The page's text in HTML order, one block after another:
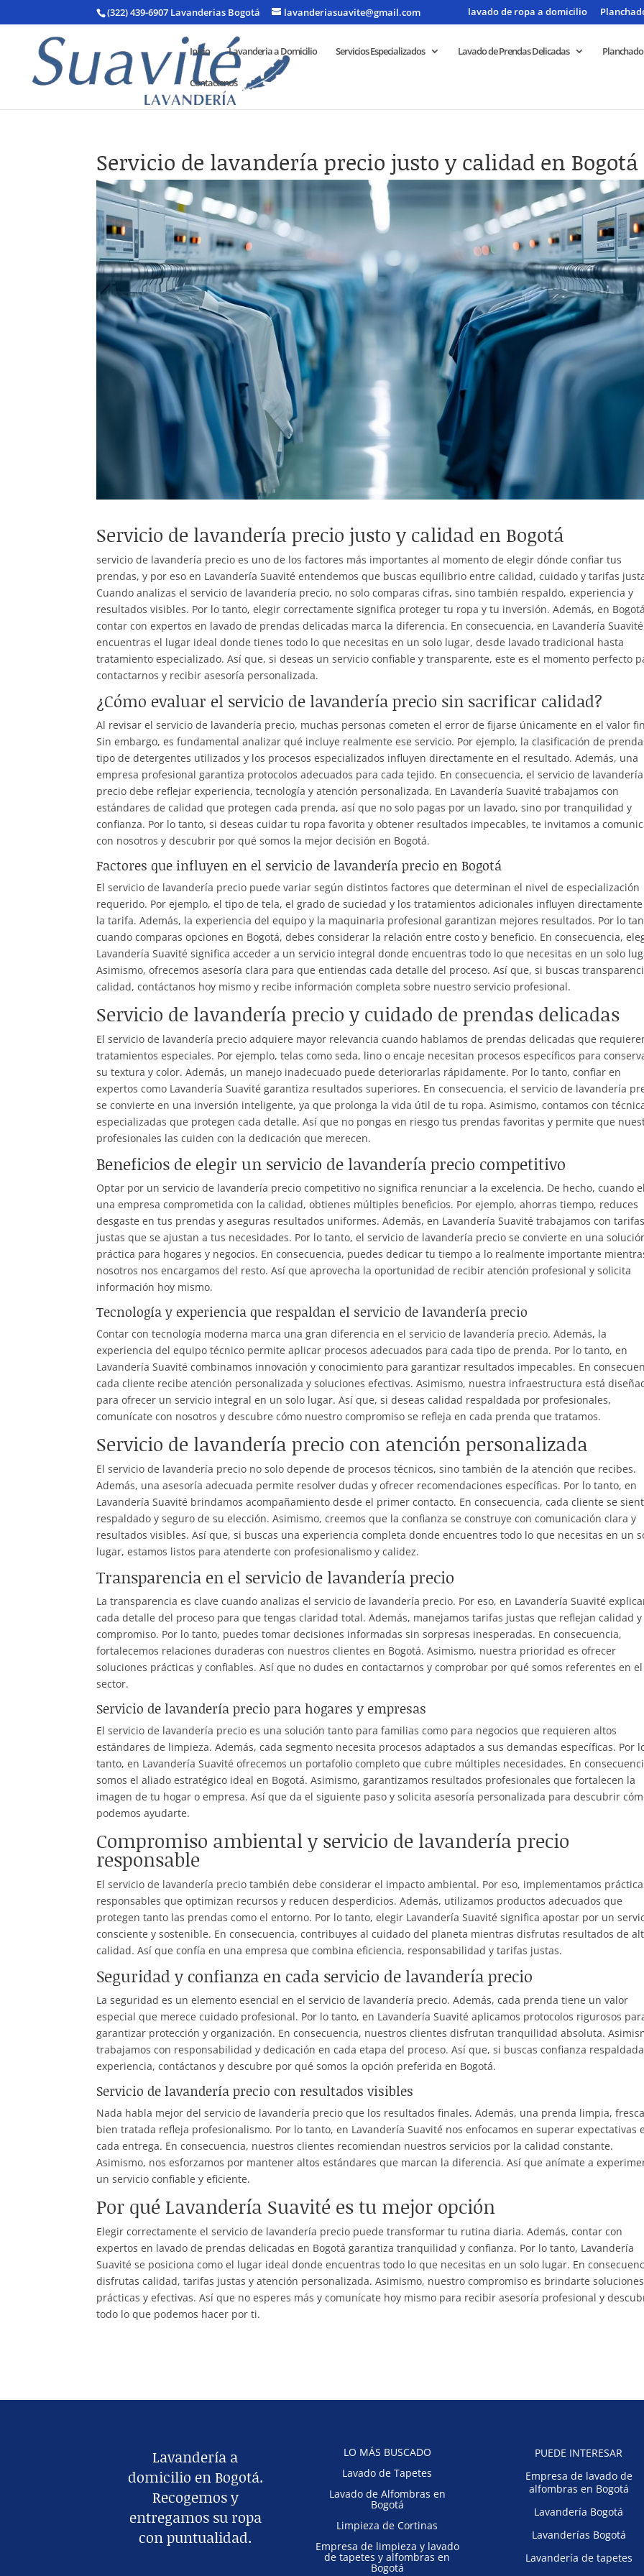
(322) 439-6907 Lavanderias Bogotá lavanderiasuavite@gmail.com lavado de ropa a domicilio
Inicio Lavanderia a Domicilio Servicios Especializados Lavado de Prendas Delicadas
Contactenos
Servicio de lavandería precio justo y calidad en Bogotá
Servicio de lavandería precio justo y calidad en Bogotá
servicio de lavandería precio es uno de los factores más importantes al momento de elegir dónde confiar tus
prendas, y por eso en Lavandería Suavité entendemos que buscas equilibrio entre calidad, cuidado y tarifas
Cuando analizas el servicio de lavandería precio, no solo comparas cifras, sino también respaldo, experiencia y
resultados visibles. Por lo tanto, elegir correctamente significa proteger tu ropa y tu inversión. Además, en Bogotá
contar con expertos en lavado de prendas delicadas marca la diferencia. En consecuencia, en Lavandería Suavité
encuentras el lugar ideal donde tienes todo lo que necesitas en un solo lugar, desde lavado tradicional hasta
tratamiento especializado. Así que, si deseas un servicio confiable y transparente, este es el momento perfecto
contactarnos y recibir asesoría personalizada.
¿Cómo evaluar el servicio de lavandería precio sin sacrificar calidad?
Al revisar el servicio de lavandería precio, muchas personas cometen el error de fijarse únicamente en el valor
Sin embargo, es fundamental analizar qué incluye realmente ese servicio. Por ejemplo, la clasificación de
tipo de detergentes utilizados y los procesos especializados influyen directamente en el resultado. Además, una
empresa profesional garantiza protocolos adecuados para cada tejido. En consecuencia, el servicio de lavandería
precio debe reflejar experiencia, tecnología y atención personalizada. En Lavandería Suavité trabajamos con
estándares de calidad que protegen cada prenda, así que no solo pagas por un lavado, sino por tranquilidad y
confianza. Por lo tanto, si deseas cuidar tu ropa favorita y obtener resultados impecables, te invitamos a
con nosotros y descubrir por qué somos la mejor decisión en Bogotá.
Factores que influyen en el servicio de lavandería precio en Bogotá
El servicio de lavandería precio puede variar según distintos factores que determinan el nivel de especialización
requerido. Por ejemplo, el tipo de tela, el grado de suciedad y los tratamientos adicionales influyen
la tarifa. Además, la experiencia del equipo y la maquinaria profesional garantizan mejores resultados. Por lo
cuando comparas opciones en Bogotá, debes considerar la relación entre costo y beneficio. En consecuencia,
Lavandería Suavité significa acceder a un servicio integral donde encuentras todo lo que necesitas en un solo
Asimismo, ofrecemos asesoría clara para que entiendas cada detalle del proceso. Así que, si buscas
calidad, contáctanos hoy mismo y recibe información completa sobre nuestro servicio profesional.
Servicio de lavandería precio y cuidado de prendas delicadas
El servicio de lavandería precio adquiere mayor relevancia cuando hablamos de prendas delicadas que
tratamientos especiales. Por ejemplo, telas como seda, lino o encaje necesitan procesos específicos para
su textura y color. Además, un manejo inadecuado puede deteriorarlas rápidamente. Por lo tanto, confiar en
expertos como Lavandería Suavité garantiza resultados superiores. En consecuencia, el servicio de lavandería
se convierte en una inversión inteligente, ya que prolonga la vida útil de tu ropa. Asimismo, contamos con
especializadas que protegen cada detalle. Así que no pongas en riesgo tus prendas favoritas y permite que
profesionales las cuiden con la dedicación que merecen.
Beneficios de elegir un servicio de lavandería precio competitivo
Optar por un servicio de lavandería precio competitivo no significa renunciar a la excelencia. De hecho, cuando
una empresa comprometida con la calidad, obtienes múltiples beneficios. Por ejemplo, ahorras tiempo, reduces
desgaste en tus prendas y aseguras resultados uniformes. Además, en Lavandería Suavité trabajamos con tarifas
justas que se ajustan a tus necesidades. Por lo tanto, el servicio de lavandería precio se convierte en una
práctica para hogares y negocios. En consecuencia, puedes dedicar tu tiempo a lo realmente importante
nosotros nos encargamos del resto. Así que aprovecha la oportunidad de recibir atención profesional y solicita
información hoy mismo.
Tecnología y experiencia que respaldan el servicio de lavandería precio
Contar con tecnología moderna marca una gran diferencia en el servicio de lavandería precio. Además, la
experiencia del equipo técnico permite aplicar procesos adecuados para cada tipo de prenda. Por lo tanto, en
Lavandería Suavité combinamos innovación y conocimiento para garantizar resultados impecables. En
cada cliente recibe atención personalizada y soluciones efectivas. Asimismo, nuestra infraestructura está
para ofrecer un servicio integral en un solo lugar. Así que, si deseas calidad respaldada por profesionales,
comunícate con nosotros y descubre cómo nuestro compromiso se refleja en cada prenda que tratamos.
Servicio de lavandería precio con atención personalizada
El servicio de lavandería precio no solo depende de procesos técnicos, sino también de la atención que recibes.
Además, una asesoría adecuada permite resolver dudas y ofrecer recomendaciones específicas. Por lo tanto, en
Lavandería Suavité brindamos acompañamiento desde el primer contacto. En consecuencia, cada cliente se
respaldado y seguro de su elección. Asimismo, creemos que la confianza se construye con comunicación clara y
resultados visibles. Así que, si buscas una experiencia completa donde encuentres todo lo que necesitas en un
lugar, estamos listos para atenderte con profesionalismo y calidez.
Transparencia en el servicio de lavandería precio
La transparencia es clave cuando analizas el servicio de lavandería precio. Por eso, en Lavandería Suavité
cada detalle del proceso para que tengas claridad total. Además, manejamos tarifas justas que reflejan calidad y
compromiso. Por lo tanto, puedes tomar decisiones informadas sin sorpresas inesperadas. En consecuencia,
fortalecemos relaciones duraderas con nuestros clientes en Bogotá. Asimismo, nuestra prioridad es ofrecer
soluciones prácticas y confiables. Así que no dudes en contactarnos y comprobar por qué somos referentes en el
sector.
Servicio de lavandería precio para hogares y empresas
El servicio de lavandería precio es una solución tanto para familias como para negocios que requieren altos
estándares de limpieza. Además, cada segmento necesita procesos adaptados a sus demandas específicas. Por
tanto, en Lavandería Suavité ofrecemos un portafolio completo que cubre múltiples necesidades. En
somos el aliado estratégico ideal en Bogotá. Asimismo, garantizamos resultados profesionales que fortalecen la
imagen de tu hogar o empresa. Así que da el siguiente paso y solicita asesoría personalizada para descubrir
podemos ayudarte.
Compromiso ambiental y servicio de lavandería precio
responsable
El servicio de lavandería precio también debe considerar el impacto ambiental. Por eso, implementamos
responsables que optimizan recursos y reducen desperdicios. Además, utilizamos productos adecuados que
protegen tanto las prendas como el entorno. Por lo tanto, elegir Lavandería Suavité significa apostar por un
consciente y sostenible. En consecuencia, contribuyes al cuidado del planeta mientras disfrutas resultados de
calidad. Así que confía en una empresa que combina eficiencia, responsabilidad y tarifas justas.
Seguridad y confianza en cada servicio de lavandería precio
La seguridad es un elemento esencial en el servicio de lavandería precio. Además, cada prenda tiene un valor
especial que merece cuidado profesional. Por lo tanto, en Lavandería Suavité aplicamos protocolos rigurosos
garantizar protección y organización. En consecuencia, nuestros clientes disfrutan tranquilidad absoluta.
trabajamos con responsabilidad y dedicación en cada etapa del proceso. Así que, si buscas confianza
experiencia, contáctanos y descubre por qué somos la opción preferida en Bogotá.
Servicio de lavandería precio con resultados visibles
Nada habla mejor del servicio de lavandería precio que los resultados finales. Además, una prenda limpia,
bien tratada refleja profesionalismo. Por lo tanto, en Lavandería Suavité nos enfocamos en superar expectativas
cada entrega. En consecuencia, nuestros clientes recomiendan nuestros servicios por la calidad constante.
Asimismo, nos esforzamos por mantener altos estándares que marcan la diferencia. Así que anímate a
un servicio confiable y eficiente.
Por qué Lavandería Suavité es tu mejor opción
Elegir correctamente el servicio de lavandería precio puede transformar tu rutina diaria. Además, contar con
expertos en lavado de prendas delicadas en Bogotá garantiza tranquilidad y confianza. Por lo tanto, Lavandería
Suavité se posiciona como el lugar ideal donde encuentras todo lo que necesitas en un solo lugar. En
disfrutas calidad, tarifas justas y atención personalizada. Asimismo, nuestro compromiso es brindarte soluciones
prácticas y efectivas. Así que no esperes más y comunícate hoy mismo para recibir asesoría profesional y
todo lo que podemos hacer por ti.
Lavandería a
domicilio en Bogotá.
Recogemos y
entregamos su ropa
con puntualidad.
LO MÁS BUSCADO
Lavado de Tapetes
Lavado de Alfombras en
Bogotá
Limpieza de Cortinas
Empresa de limpieza y lavado
de tapetes y alfombras en
Bogotá
PUEDE INTERESAR
Empresa de lavado de
alfombras en Bogotá
Lavandería Bogotá
Lavanderías Bogotá
Lavandería de tapetes